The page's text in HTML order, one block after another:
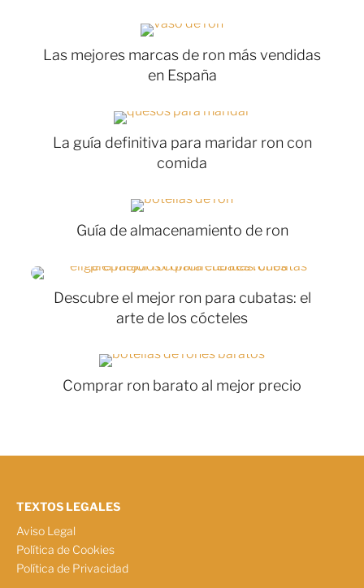
Las mejores marcas de ron más vendidas
en España
La guía definitiva para maridar ron con
comida
Guía de almacenamiento de ron
Descubre el mejor ron para cubatas: el
arte de los cócteles
Comprar ron barato al mejor precio
TEXTOS LEGALES
Aviso Legal
Política de Cookies
Política de Privacidad